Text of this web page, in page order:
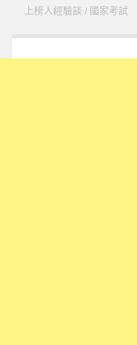
上榜人經驗談 / 國家考試